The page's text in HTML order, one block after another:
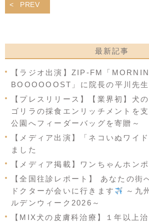
PREV
最新記事
【ラジオ出演】ZIP-FM「
BOOOOOOST」に院長の平川先
【プレスリリース】【業界初】犬
ゴリラの採食エンリッチメントを
公園へフィーダーバッグを寄贈～
【メディア出演】「ネコいぬワイ
ました
【メディア掲載】ワンちゃんホン
【全国往診レポート】 あなたの街
ドクターが会いに行きます
～九
ルデンウィーク2026～
【MIX犬の皮膚科治療】１年以上